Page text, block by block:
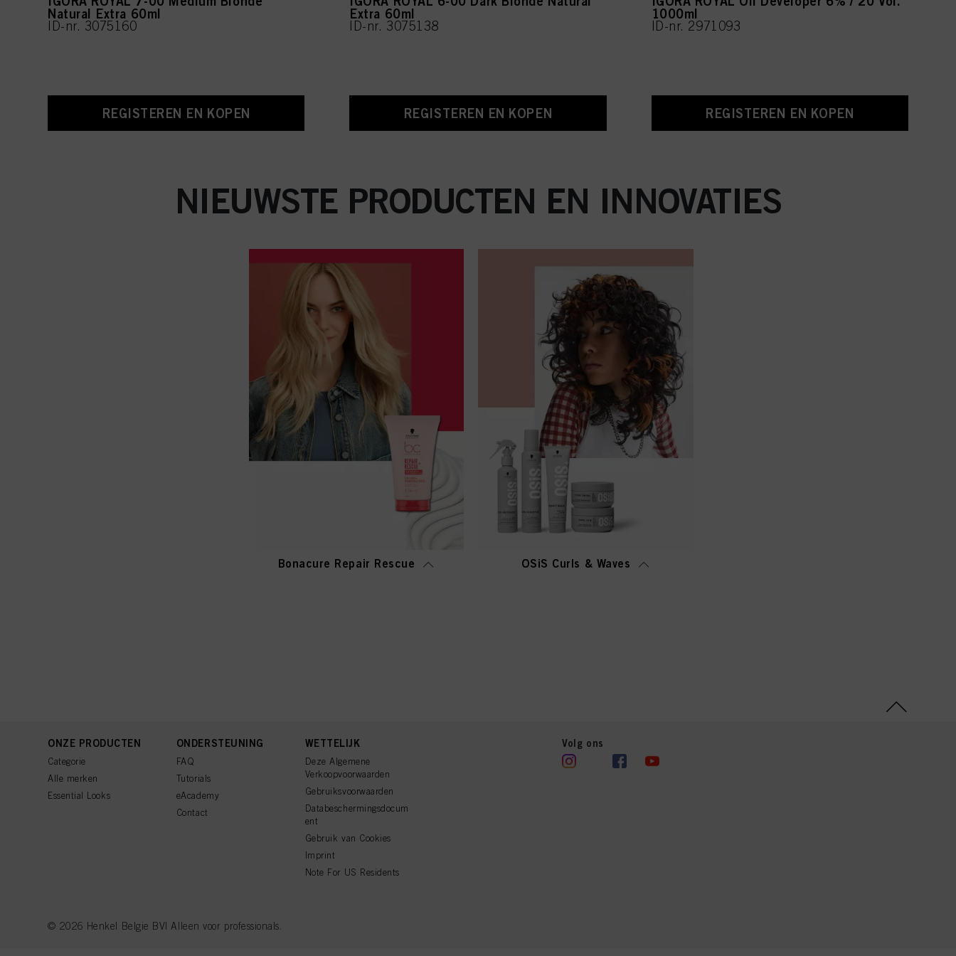
Natural Extra 60ml
ID-nr. 3075160
REGISTEREN EN KOPEN
Extra 60ml
ID-nr. 3075138
REGISTEREN EN KOPEN
1000ml
ID-nr. 2971093
REGISTEREN EN KOPEN
NIEUWSTE PRODUCTEN EN INNOVATIES
Bonacure Repair Rescue OSiS Curls & Waves
ONZE PRODUCTEN
Categorie
Alle merken
Essential Looks
ONDERSTEUNING
FAQ
Tutorials
eAcademy
Contact
WETTELIJK
Deze Algemene
Verkoopvoorwaarden
Gebruiksvoorwaarden
Databeschermingsdocum
ent
Gebruik van Cookies
Imprint
Note For US Residents
Volg ons
© 2026 Henkel Belgie BV| Alleen voor professionals.